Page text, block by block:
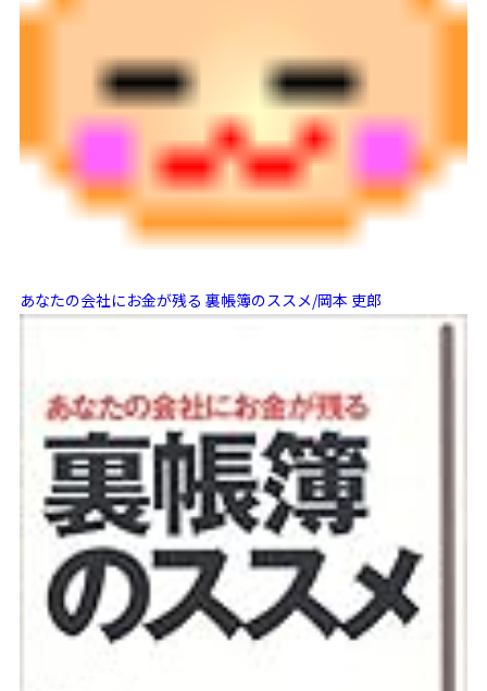
あなたの会社にお金が残る 裏帳簿のススメ/岡本 吏郎